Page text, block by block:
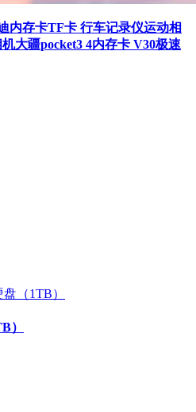
内存卡TF卡 行车记录仪运动相
大疆pocket3 4内存卡 V30极速
）